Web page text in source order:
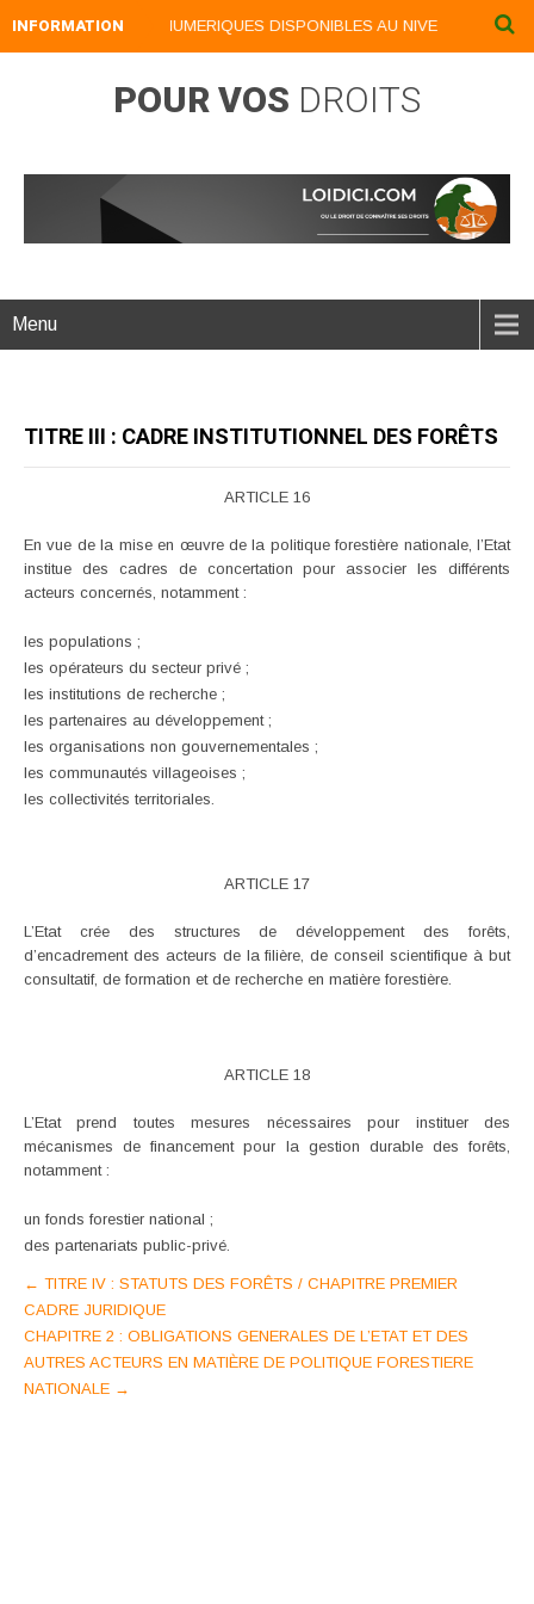
INFORMATION
NOS LIVRES NUMERIQUES DISPONIBLES AU NIVEAU DU
POUR VOS DROITS
Menu
TITRE III : CADRE INSTITUTIONNEL DES FORÊTS
ARTICLE 16
En vue de la mise en œuvre de la politique forestière nationale, l’Etat
institue des cadres de concertation pour associer les différents
acteurs concernés, notamment :
les populations ;
les opérateurs du secteur privé ;
les institutions de recherche ;
les partenaires au développement ;
les organisations non gouvernementales ;
les communautés villageoises ;
les collectivités territoriales.
ARTICLE 17
L’Etat crée des structures de développement des forêts,
d’encadrement des acteurs de la filière, de conseil scientifique à but
consultatif, de formation et de recherche en matière forestière.
ARTICLE 18
L’Etat prend toutes mesures nécessaires pour instituer des
mécanismes de financement pour la gestion durable des forêts,
notamment :
un fonds forestier national ;
des partenariats public-privé.
Post
navigation
← TITRE IV : STATUTS DES FORÊTS / CHAPITRE PREMIER
CADRE JURIDIQUE
CHAPITRE 2 : OBLIGATIONS GENERALES DE L’ETAT ET DES
AUTRES ACTEURS EN MATIÈRE DE POLITIQUE FORESTIERE
NATIONALE →